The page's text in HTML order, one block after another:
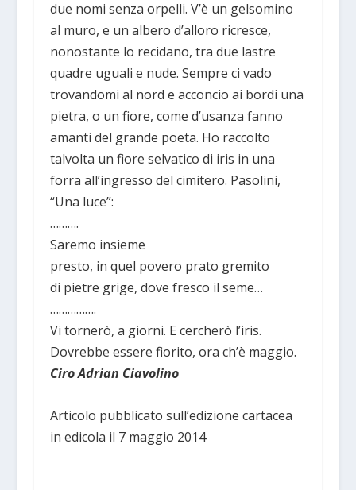
due nomi senza orpelli. V’è un gelsomino
al muro, e un albero d’alloro ricresce,
nonostante lo recidano, tra due lastre
quadre uguali e nude. Sempre ci vado
trovandomi al nord e acconcio ai bordi una
pietra, o un fiore, come d’usanza fanno
amanti del grande poeta. Ho raccolto
talvolta un fiore selvatico di iris in una
forra all’ingresso del cimitero. Pasolini,
“Una luce”:
……….
Saremo insieme
presto, in quel povero prato gremito
di pietre grige, dove fresco il seme…
…………….
Vi tornerò, a giorni. E cercherò l’iris.
Dovrebbe essere fiorito, ora ch’è maggio.
Ciro Adrian Ciavolino
Articolo pubblicato sull’edizione cartacea
in edicola il 7 maggio 2014